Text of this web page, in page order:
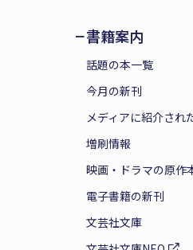
書籍案内
話題の本一覧
今月の新刊
メディアに紹介され
増刷情報
映画・ドラマの原作
電子書籍の新刊
文芸社文庫